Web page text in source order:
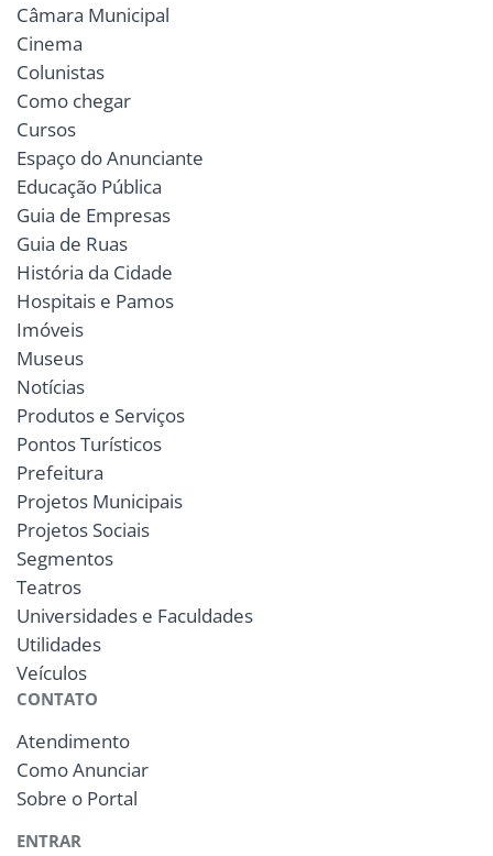
Câmara Municipal
Cinema
Colunistas
Como chegar
Cursos
Espaço do Anunciante
Educação Pública
Guia de Empresas
Guia de Ruas
História da Cidade
Hospitais e Pamos
Imóveis
Museus
Notícias
Produtos e Serviços
Pontos Turísticos
Prefeitura
Projetos Municipais
Projetos Sociais
Segmentos
Teatros
Universidades e Faculdades
Utilidades
Veículos
CONTATO
Atendimento
Como Anunciar
Sobre o Portal
ENTRAR